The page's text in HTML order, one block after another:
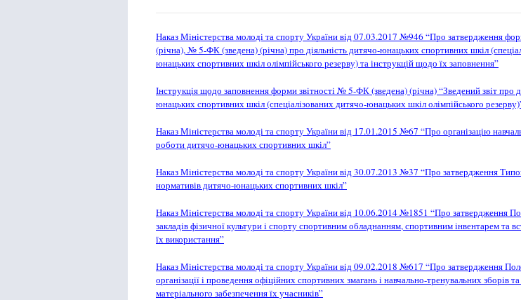
Наказ Міністерства молоді та спорту України від 07.03.2017 №946 “Про затвердження
(річна), № 5-ФК (зведена) (річна) про діяльність дитячо-юнацьких спортивних шкіл
юнацьких спортивних шкіл олімпійського резерву) та інструкцій щодо їх заповнення”
Інструкція щодо заповнення форми звітності № 5-ФК (зведена) (річна) “Зведений звіт про
юнацьких спортивних шкіл (спеціалізованих дитячо-юнацьких шкіл олімпійського
Наказ Міністерства молоді та спорту України від 17.01.2015 №67 “Про організацію
роботи дитячо-юнацьких спортивних шкіл”
Наказ Міністерства молоді та спорту України від 30.07.2013 №37 “Про затвердження
нормативів дитячо-юнацьких спортивних шкіл”
Наказ Міністерства молоді та спорту України від 10.06.2014 №1851 “Про затвердження
закладів фізичної культури і спорту спортивним обладнанням, спортивним інвентарем та
їх використання”
Наказ Міністерства молоді та спорту України від 09.02.2018 №617 “Про затвердження
організації і проведення офіційних спортивних змагань і навчально-тренувальних зборів
матеріального забезпечення їх учасників”